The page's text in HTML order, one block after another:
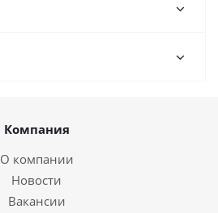
Компания
О компании
Новости
Вакансии